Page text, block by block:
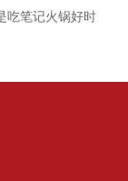
吃笔记火锅好时